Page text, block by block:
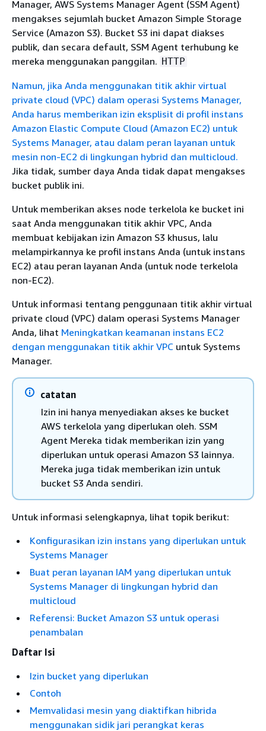
Manager, AWS Systems Manager Agent (SSM Agent)
mengakses sejumlah bucket Amazon Simple Storage
Service (Amazon S3). Bucket S3 ini dapat diakses
publik, dan secara default, SSM Agent terhubung ke
mereka menggunakan panggilan. HTTP
Namun, jika Anda menggunakan titik akhir virtual
private cloud (VPC) dalam operasi Systems Manager,
Anda harus memberikan izin eksplisit di profil instans
Amazon Elastic Compute Cloud (Amazon EC2) untuk
Systems Manager, atau dalam peran layanan untuk
mesin non-EC2 di lingkungan hybrid dan multicloud.
Jika tidak, sumber daya Anda tidak dapat mengakses
bucket publik ini.
Untuk memberikan akses node terkelola ke bucket ini
saat Anda menggunakan titik akhir VPC, Anda
membuat kebijakan izin Amazon S3 khusus, lalu
melampirkannya ke profil instans Anda (untuk instans
EC2) atau peran layanan Anda (untuk node terkelola
non-EC2).
Untuk informasi tentang penggunaan titik akhir virtual
private cloud (VPC) dalam operasi Systems Manager
Anda, lihat Meningkatkan keamanan instans EC2
dengan menggunakan titik akhir VPC untuk Systems
Manager.
catatan
Izin ini hanya menyediakan akses ke bucket
AWS terkelola yang diperlukan oleh. SSM
Agent Mereka tidak memberikan izin yang
diperlukan untuk operasi Amazon S3 lainnya.
Mereka juga tidak memberikan izin untuk
bucket S3 Anda sendiri.
Untuk informasi selengkapnya, lihat topik berikut:
Konfigurasikan izin instans yang diperlukan untuk
Systems Manager
Buat peran layanan IAM yang diperlukan untuk
Systems Manager di lingkungan hybrid dan
multicloud
Referensi: Bucket Amazon S3 untuk operasi
penambalan
Daftar Isi
Izin bucket yang diperlukan
Contoh
Memvalidasi mesin yang diaktifkan hibrida
menggunakan sidik jari perangkat keras